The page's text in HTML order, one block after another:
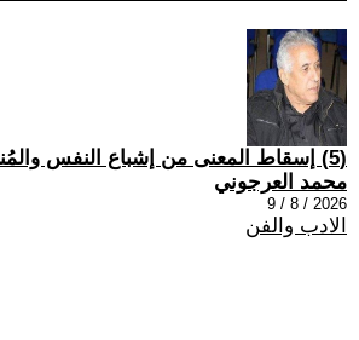
(5) إسقاط المعنى من إشباع النفس والمُنى
محمد العرجوني
2026 / 8 / 9
الادب والفن